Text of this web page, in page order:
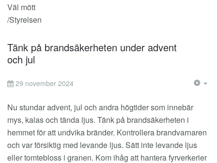
Väl mött
/Styrelsen
Tänk på brandsäkerheten under advent
och jul
29 november 2024
Nu stundar advent, jul och andra högtider som innebär
mys, kalas och tända ljus. Tänk på brandsäkerheten i
hemmet för att undvika bränder. Kontrollera brandvarnaren
och var försiktig med levande ljus. Sätt inte levande ljus
eller tomtebloss i granen. Kom ihåg att hantera fyrverkerier